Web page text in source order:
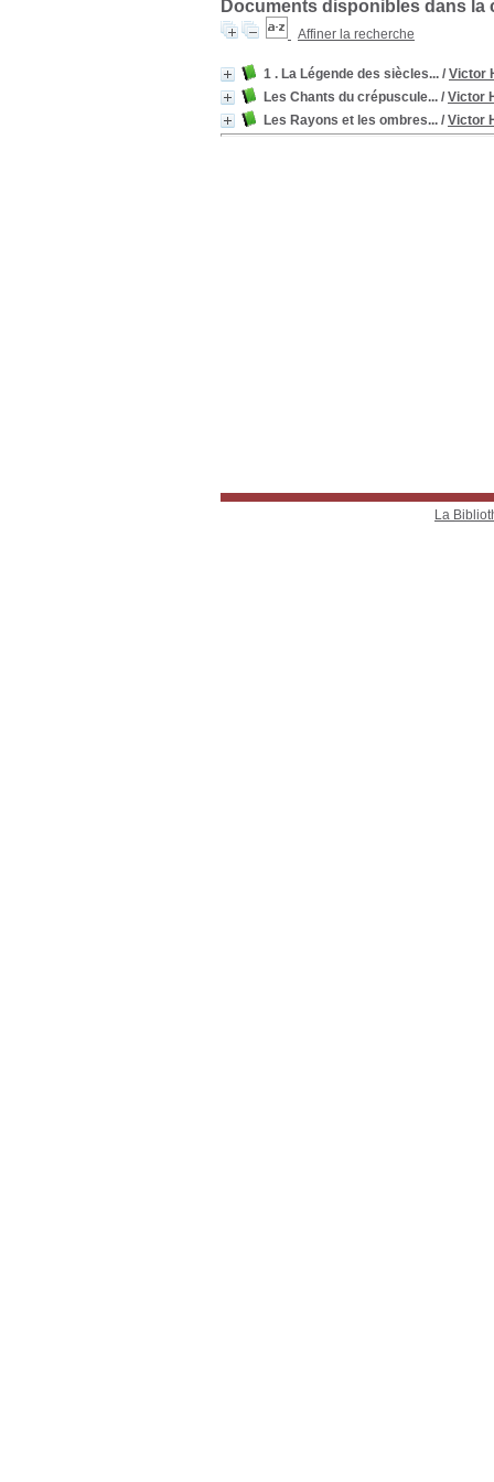
Documents disponibles dans la
Affiner la recherche
1 . La Légende des siècles... / Victor
Les Chants du crépuscule... / Victor
Les Rayons et les ombres... / Victor
La